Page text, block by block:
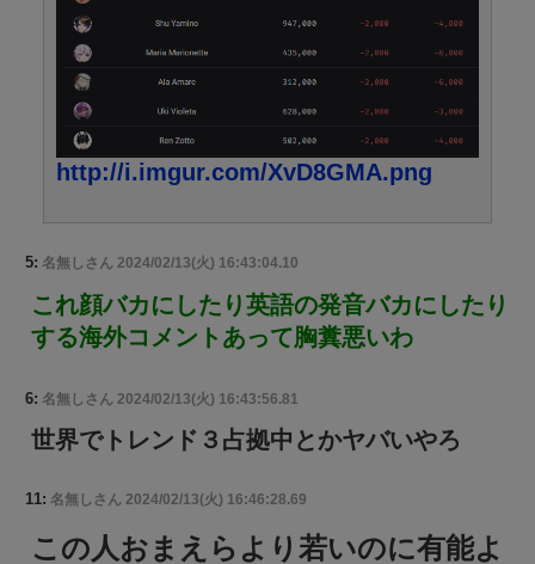
http://i.imgur.com/XvD8GMA.png
5: 名無しさん 2024/02/13(火) 16:43:04.10
これ顔バカにしたり英語の発音バカにしたり
する海外コメントあって胸糞悪いわ
6: 名無しさん 2024/02/13(火) 16:43:56.81
世界でトレンド３占拠中とかヤバいやろ
11: 名無しさん 2024/02/13(火) 16:46:28.69
この人おまえらより若いのに有能よ